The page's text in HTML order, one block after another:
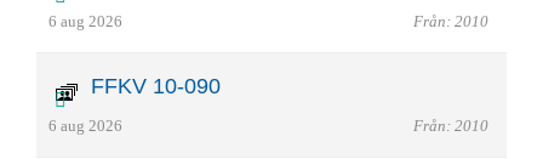
6 aug 2026 Från: 2010
FFKV 10-090
6 aug 2026 Från: 2010